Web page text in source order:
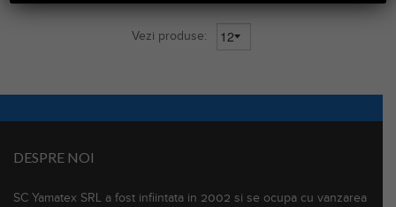
Vezi produse:
DESPRE NOI
SC Yamatex SRL a fost infiintata in 2002 si se ocupa cu vanzarea